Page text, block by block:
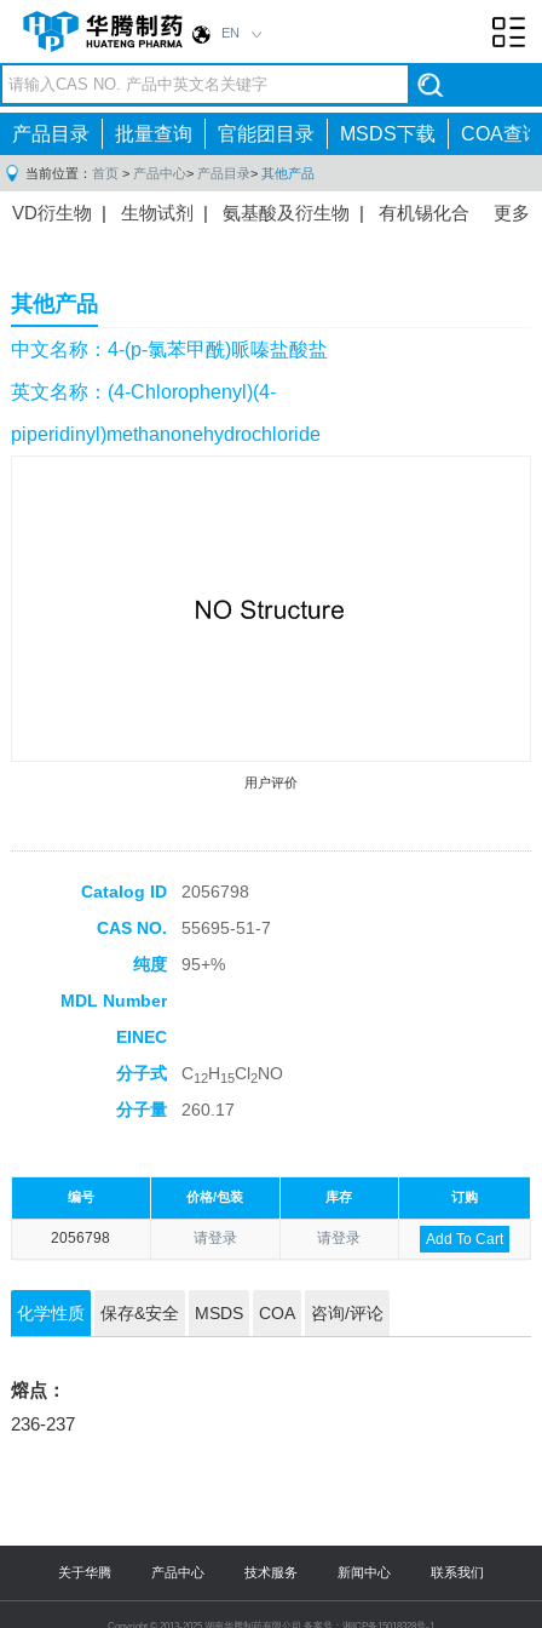
EN
产品目录 批量查询 官能团目录 MSDS下载 COA查询
当前位置： 首页 > 产品中心> 产品目录> 其他产品
更多
VD衍生物 | 生物试剂 | 氨基酸及衍生物 | 有机锡化合
间体|抗高血压药物中间体
感染药物中间体
体 |抗精神病药物中间体| 抗炎药物中间体
药中间体|其他原料药中间体|
其他产品
中文名称：4-(p-氯苯甲酰)哌嗪盐酸盐
英文名称：(4-Chlorophenyl)(4-
piperidinyl)methanonehydrochloride
用户评价
Catalog ID
2056798
CAS NO.
55695-51-7
纯度
95+%
MDL Number
EINEC
分子式
C12H15Cl2NO
分子量
260.17
编号 价格/包装 库存 订购
2056798 请登录 请登录 Add To Cart
化学性质 保存&安全 MSDS COA 咨询/评论
熔点：
236-237
关于华腾 产品中心 技术服务 新闻中心 联系我们
Copyright © 2013-2025 湖南华腾制药有限公司 备案号：湘ICP备15018328号-1